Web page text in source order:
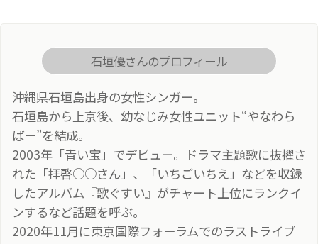
石垣優さんのプロフィール
沖縄県石垣島出身の女性シンガー。
石垣島から上京後、幼なじみ女性ユニット“やなわら
ばー”を結成。
2003年「青い宝」でデビュー。ドラマ主題歌に抜擢さ
れた「拝啓○○さん」、「いちごいちえ」などを収録
したアルバム『歌ぐすい』がチャート上位にランクイ
ンするなど話題を呼ぶ。
2020年11月に東京国際フォーラムでのラストライブ